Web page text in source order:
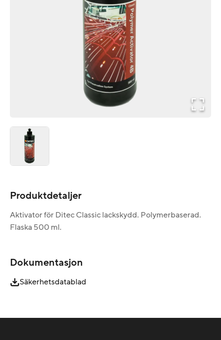
Produktdetaljer
Aktivator för Ditec Classic lackskydd. Polymerbaserad.
Flaska 500 ml.
Dokumentasjon
Säkerhetsdatablad